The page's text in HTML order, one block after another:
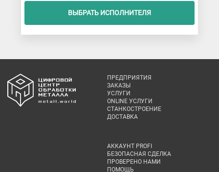
ВЫБРАТЬ ИСПОЛНИТЕЛЯ
ПРЕДПРИЯТИЯ
ЗАКАЗЫ
УСЛУГИ
ONLINE УСЛУГИ
СТАНКОСТРОЕНИЕ
ДОСТАВКА
АККАУНТ PROFI
БЕЗОПАСНАЯ СДЕЛКА
ПРОВЕРЕНО НАМИ
ПОМОЩЬ